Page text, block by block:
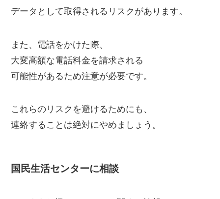
データとして取得されるリスクがあります。
また、電話をかけた際、
大変高額な電話料金を請求される
可能性があるため注意が必要です。
これらのリスクを避けるためにも、
連絡することは絶対にやめましょう。
国民生活センターに相談